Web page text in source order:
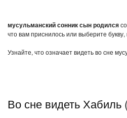
мусульманский сонник сын родился
что вам приснилось или выберите
Узнайте, что означает видеть во сне
Во сне видеть